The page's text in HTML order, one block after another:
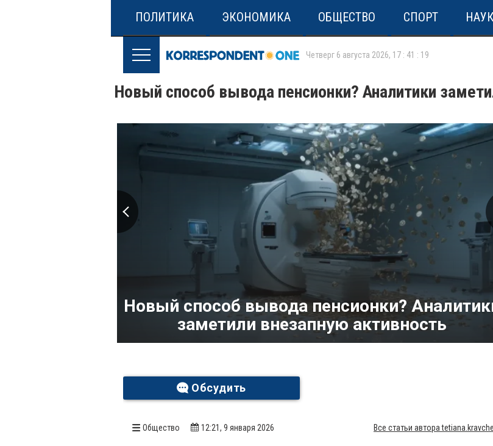
ПОЛИТИКА ЭКОНОМИКА ОБЩЕСТВО СПОРТ
Четверг 6 августа 2026, 17 : 41 : 19
Новый способ вывода пенсионки? Аналитики
Новый способ вывода пенсионки?
заметили внезапную активность
Обсудить
Общество 12:21, 9 января 2026 Все статьи автора